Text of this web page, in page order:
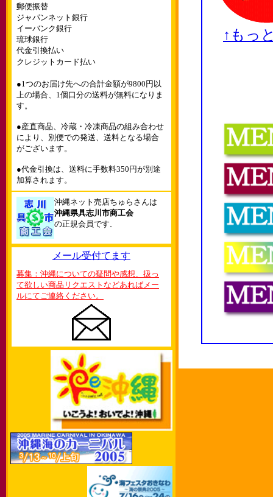
郵便振替
ジャパンネット銀行
イーバンク銀行
琉球銀行
代金引換払い
クレジットカード払い
●1つのお届け先への合計金額が9800円以
上の場合、1個口分の送料が無料になりま
す。
●産直商品、冷蔵・冷凍商品の組み合わせ
により、別便での発送、送料となる場合
がございます。
●代金引換は、送料に手数料350円が別途
加算されます。
沖縄ネット売店ちゅらさんは
沖縄県具志川市商工会
の正規会員です。
メール受付てます
募集：沖縄についての疑問や感想、扱っ
て欲しい商品リクエストなどあればメー
ルにてご連絡ください。
↑もっ